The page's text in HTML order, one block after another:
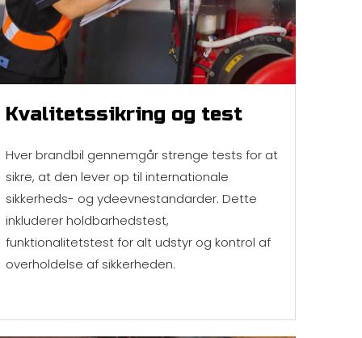
Kvalitetssikring og test
Hver brandbil gennemgår strenge tests for at
sikre, at den lever op til internationale
sikkerheds- og ydeevnestandarder. Dette
inkluderer holdbarhedstest,
funktionalitetstest for alt udstyr og kontrol af
overholdelse af sikkerheden.